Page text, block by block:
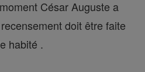
César Auguste a
doit être faite
habité .